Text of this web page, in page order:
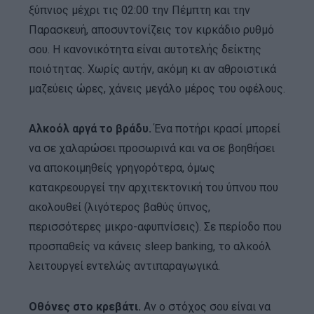
ξύπνιος μέχρι τις 02:00 την Πέμπτη και την
Παρασκευή, αποσυντονίζεις τον κιρκάδιο ρυθμό
σου. Η κανονικότητα είναι αυτοτελής δείκτης
ποιότητας. Χωρίς αυτήν, ακόμη κι αν αθροιστικά
μαζεύεις ώρες, χάνεις μεγάλο μέρος του οφέλους.
Αλκοόλ αργά το βράδυ. Ένα ποτήρι κρασί μπορεί
να σε χαλαρώσει προσωρινά και να σε βοηθήσει
να αποκοιμηθείς γρηγορότερα, όμως
κατακρεουργεί την αρχιτεκτονική του ύπνου που
ακολουθεί (λιγότερος βαθύς ύπνος,
περισσότερες μικρο-αφυπνίσεις). Σε περίοδο που
προσπαθείς να κάνεις sleep banking, το αλκοόλ
λειτουργεί εντελώς αντιπαραγωγικά.
Οθόνες στο κρεβάτι. Αν ο στόχος σου είναι να